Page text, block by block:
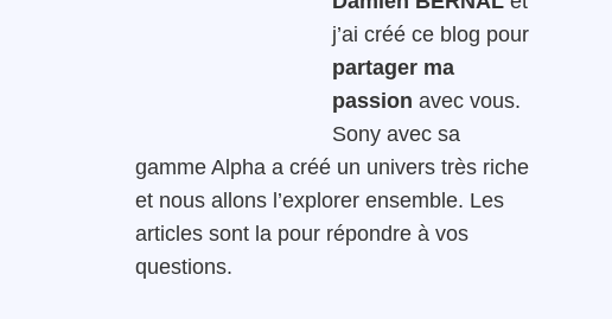
j’ai créé ce blog pour
partager ma
passion avec vous.
Sony avec sa
gamme Alpha a créé un univers très riche
et nous allons l’explorer ensemble. Les
articles sont la pour répondre à vos
questions.